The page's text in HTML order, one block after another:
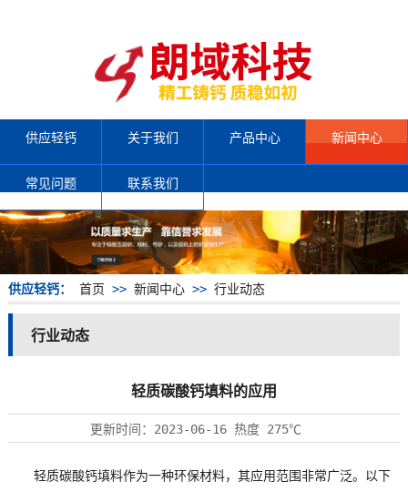
供应轻钙 关于我们 产品中心 新闻中心
常见问题 联系我们
供应轻钙： 首页 >> 新闻中心>> 行业动态
行业动态
轻质碳酸钙填料的应用
更新时间： 2023-06-16热度 275℃
轻质碳酸钙填料作为一种环保材料，其应用范围非常广泛。以下